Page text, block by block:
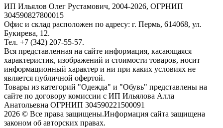
ИП Ильялов Олег Рустамович, 2004-2026, ОГРНИП
304590827800015
Офис и склад расположен по адресу: г. Пермь, 614068, ул.
Букирева, 12.
Тел. +7 (342) 207-55-57.
Вся представленная на сайте информация, касающаяся
характеристик, изображений и стоимости товаров, носит
информационный характер и ни при каких условиях не
является публичной офертой.
Товары из категорий "Одежда" и "Обувь" представлены на
сайте по договору комиссии с ИП Ильялова Алла
Анатольевна ОГРНИП 304590221500091
2026 © Все права защищены.Информация сайта защищена
законом об авторских правах.